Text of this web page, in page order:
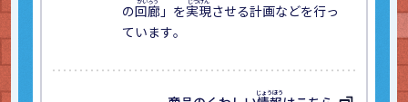
の回廊 」を実現させる計画などを行っ
ています。